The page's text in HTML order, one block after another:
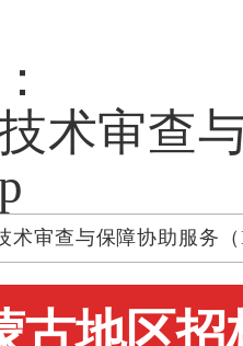
术审查
术审查与保障协助服务
古地区招